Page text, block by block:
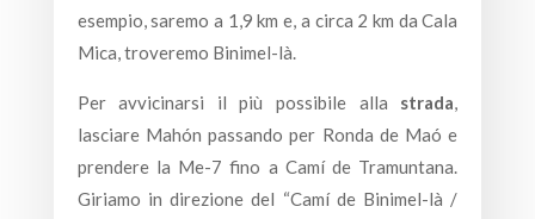
esempio, saremo a 1,9 km e, a circa 2 km da Cala
Mica, troveremo Binimel-là.
Per avvicinarsi il più possibile alla strada,
lasciare Mahón passando per Ronda de Maó e
prendere la Me-7 fino a Camí de Tramuntana.
Giriamo in direzione del “Camí de Binimel-là /